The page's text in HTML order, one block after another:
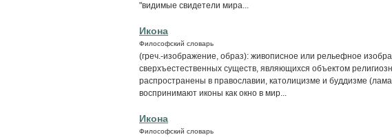
"видимые свидетели мира...
Икона
Философский словарь
(греч.-изображение, образ): живописное или рельефное
сверхъестественных существ, являющихся объектом
распространены в православии, католицизме и буддизме
воспринимают иконы как окно в мир...
Икона
Философский словарь